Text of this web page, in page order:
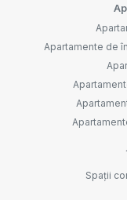
Apartamente de
Spații